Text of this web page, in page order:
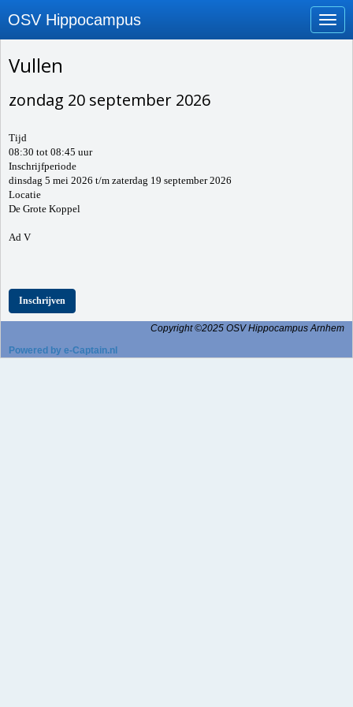
OSV Hippocampus
Vullen
zondag 20 september 2026
Tijd
08:30 tot 08:45 uur
Inschrijfperiode
dinsdag 5 mei 2026 t/m zaterdag 19 september 2026
Locatie
De Grote Koppel
Ad V
Inschrijven
Copyright ©2025 OSV Hippocampus Arnhem
Powered by e-Captain.nl